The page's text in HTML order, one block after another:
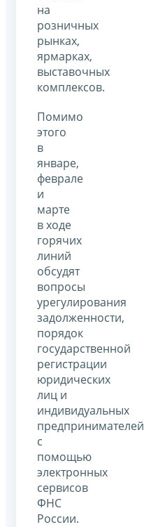
на
розничных
рынках,
ярмарках,
выставочных
комплексов.
Помимо
этого
в
январе,
феврале
и
марте
в ходе
горячих
линий
обсудят
вопросы
урегулирования
задолженности,
порядок
государственной
регистрации
юридических
лиц и
индивидуальных
предпринимателей
с
помощью
электронных
сервисов
ФНС
России.